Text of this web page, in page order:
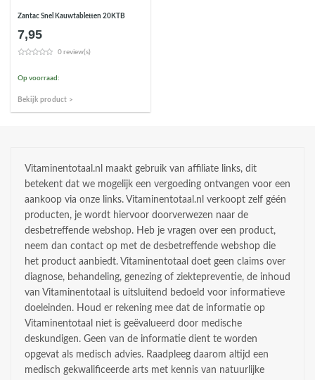
Zantac Snel Kauwtabletten 20KTB
7,95
0 review(s)
Op voorraad:
Bekijk product >
Vitaminentotaal.nl maakt gebruik van affiliate links, dit
betekent dat we mogelijk een vergoeding ontvangen voor een
aankoop via onze links. Vitaminentotaal.nl verkoopt zelf géén
producten, je wordt hiervoor doorverwezen naar de
desbetreffende webshop. Heb je vragen over een product,
neem dan contact op met de desbetreffende webshop die
het product aanbiedt. Vitaminentotaal doet geen claims over
diagnose, behandeling, genezing of ziektepreventie, de inhoud
van Vitaminentotaal is uitsluitend bedoeld voor informatieve
doeleinden. Houd er rekening mee dat de informatie op
Vitaminentotaal niet is geëvalueerd door medische
deskundigen. Geen van de informatie dient te worden
opgevat als medisch advies. Raadpleeg daarom altijd een
medisch gekwalificeerde arts met kennis van natuurlijke